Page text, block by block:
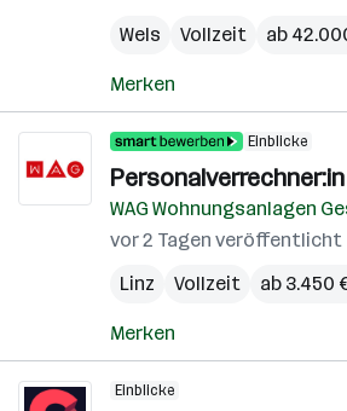
Wels
Vollzeit ab
Merken
Einblicke
Personalverrechner:in
WAG Wohnungsanlagen
vor 2 Tagen veröffentlicht
Linz
Vollzeit ab 3.450
Merken
Einblicke